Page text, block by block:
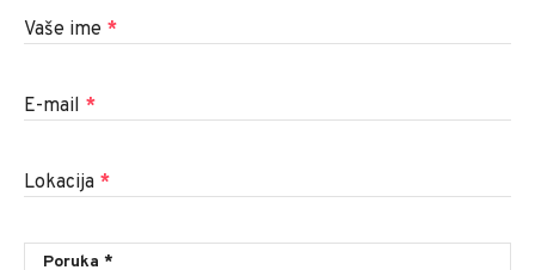
Vaše ime *
E-mail *
Lokacija *